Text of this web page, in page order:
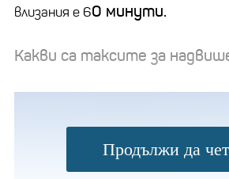
влизания е 60 минути.
Какви са таксите за
Продължи да